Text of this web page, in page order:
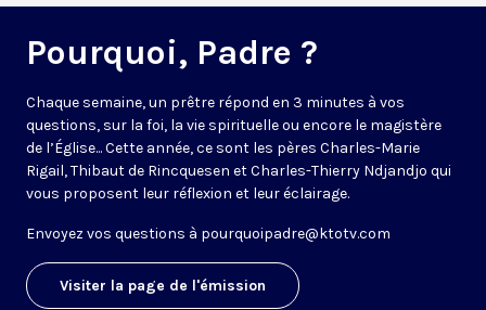
Pourquoi, Padre ?
Chaque semaine, un prêtre répond en 3 minutes à vos
questions, sur la foi, la vie spirituelle ou encore le magistère
de l’Église... Cette année, ce sont les pères Charles-Marie
Rigail, Thibaut de Rincquesen et Charles-Thierry Ndjandjo qui
vous proposent leur réflexion et leur éclairage.
Envoyez vos questions à pourquoipadre@ktotv.com
Visiter la page de l'émission